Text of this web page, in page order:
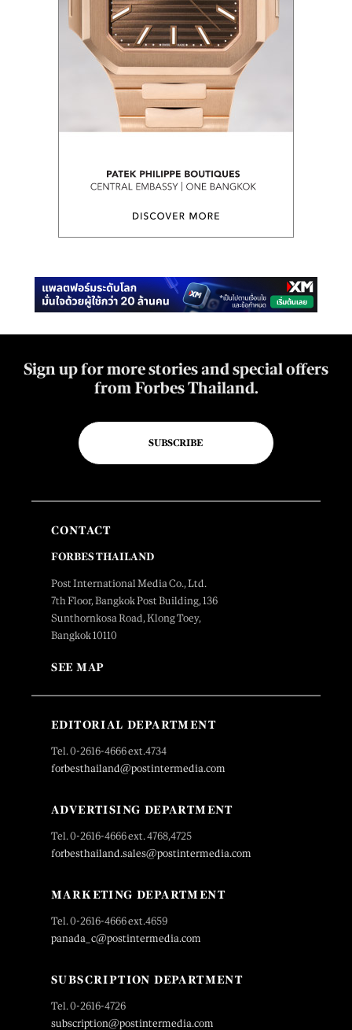
Sign up for more stories and special offers
from Forbes Thailand.
SUBSCRIBE
CONTACT
FORBES THAILAND
Post International Media Co., Ltd.
7th Floor, Bangkok Post Building, 136
Sunthornkosa Road, Klong Toey,
Bangkok 10110
SEE MAP
EDITORIAL DEPARTMENT
Tel. 0-2616-4666 ext.4734
forbesthailand@postintermedia.com
ADVERTISING DEPARTMENT
Tel. 0-2616-4666 ext. 4768,4725
forbesthailand.sales@postintermedia.com
MARKETING DEPARTMENT
Tel. 0-2616-4666 ext.4659
panada_c@postintermedia.com
SUBSCRIPTION DEPARTMENT
Tel. 0-2616-4726
subscription@postintermedia.com